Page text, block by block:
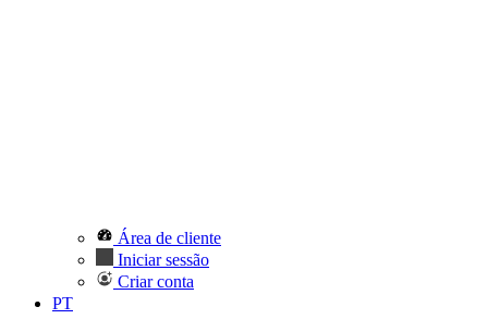
Área de cliente
Iniciar sessão
Criar conta
PT